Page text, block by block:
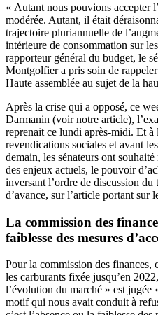
« Autant nous pouvions accepter
modérée. Autant, il était
trajectoire pluriannuelle de
intérieure de consommation sur
rapporteur général du budget, le
Montgolfier a pris soin de
Haute assemblée au sujet de la
Après la crise qui a opposé, ce
Darmanin (voir notre article),
reprenait ce lundi après-midi. Et à
revendications sociales et avant
demain, les sénateurs ont
des enjeux actuels, le pouvoir
inversant l’ordre de discussion
d’avance, sur l’article portant sur
La commission des
faiblesse des mesures
Pour la commission des finances,
les carburants fixée jusqu’en
l’évolution du marché » est jugée
motif qui nous avait conduit à